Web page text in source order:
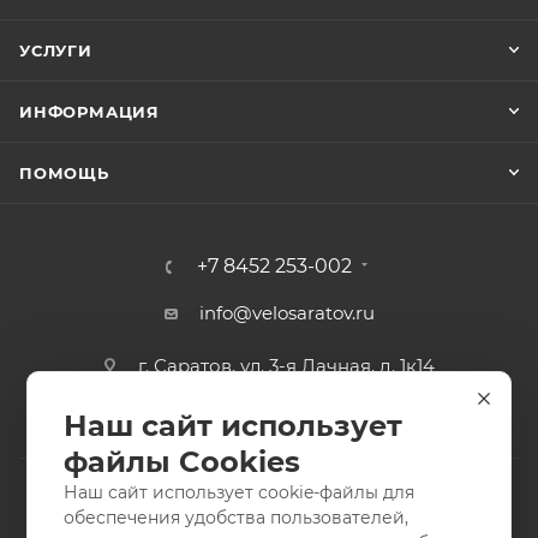
УСЛУГИ
ИНФОРМАЦИЯ
ПОМОЩЬ
+7 8452 253-002
info@velosaratov.ru
г. Саратов, ул. 3-я Дачная, д. 1к14
Наш сайт использует
файлы Cookies
Наш сайт использует cookie-файлы для
обеспечения удобства пользователей,